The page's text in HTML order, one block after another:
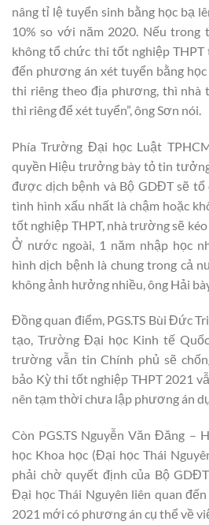
nâng tỉ lệ tuyển sinh bằng học bạ
10% so với năm 2020. Nếu
không tổ chức thi tốt nghiệp
đến phương án xét tuyển bằng
thi riêng theo địa phương, thì nhà
thi riêng để xét tuyển”, ông Sơn nói.
Phía Trường Đại học Luật
quyền Hiệu trưởng bày tỏ tin
được dịch bệnh và Bộ GDĐT sẽ
tình hình xấu nhất là chậm hoặc
tốt nghiệp THPT, nhà trường sẽ
Ở nước ngoài, 1 năm nhập học
hình dịch bệnh là chung trong cả
không ảnh hưởng nhiều, ông Hải
Đồng quan điểm, PGS.TS Bùi Đức
tạo, Trường Đại học Kinh tế
trường vẫn tin Chính phủ sẽ
bảo Kỳ thi tốt nghiệp THPT 2021
nên tạm thời chưa lập phương án
Còn PGS.TS Nguyễn Văn Đăng
học Khoa học (Đại học Thái
phải chờ quyết định của Bộ
Đại học Thái Nguyên liên quan
2021 mới có phương án cụ thể về